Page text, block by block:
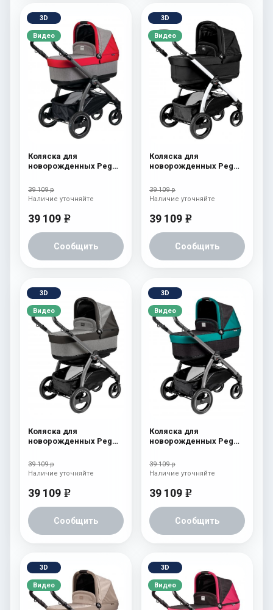
3D
Видео
Коляска для
новорожденных Peg
(шасси Jet) Tulip
39 109 р
39 109 e
Сообщить
Наличие уточняйте
3D
Видео
Коляска для
новорожденных Peg
(шасси Jet) Onyx
39 109 р
39 109 e
Сообщить
Наличие уточняйте
3D
Видео
Коляска для
новорожденных Peg
(шасси Jet) atmosphere
39 109 р
39 109 e
Сообщить
Наличие уточняйте
3D
Видео
Коляска для
новорожденных Peg
(шасси Jet)
aquamarine
39 109 р
39 109 e
Сообщить
Наличие уточняйте
3D
Видео
3D
Видео